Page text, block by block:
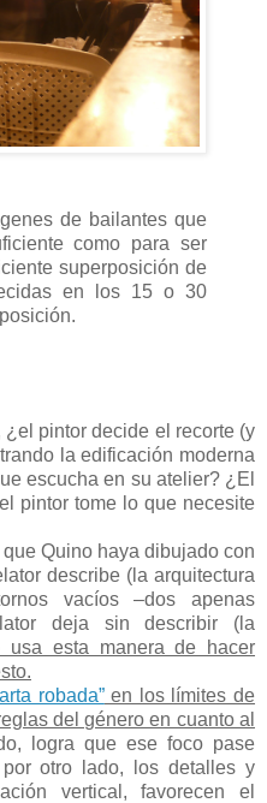
de bailantes que
como para ser
superposición de
en los 15 o 30
pintor decide el recorte (y
la edificación moderna
escucha en su atelier? ¿El
pintor tome lo que necesite
Quino haya dibujado con
describe (la arquitectura
vacíos –dos apenas
deja sin describir (la
usa esta manera de hacer
robada”en los límites de
del género en cuanto al
logra que ese foco pase
otro lado, los detalles y
vertical, favorecen el